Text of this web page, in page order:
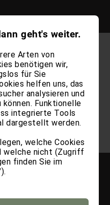
JETZT IHREN
Sie bald bei uns
und Ihnen einen
zu bereiten.
geht's weiter.
Arten von
benötigen wir,
für Sie
helfen uns, das
analysieren und
können. Funktionelle
integrierte Tools
dargestellt werden.
welche Cookies
welche nicht (Zugriff
finden Sie im